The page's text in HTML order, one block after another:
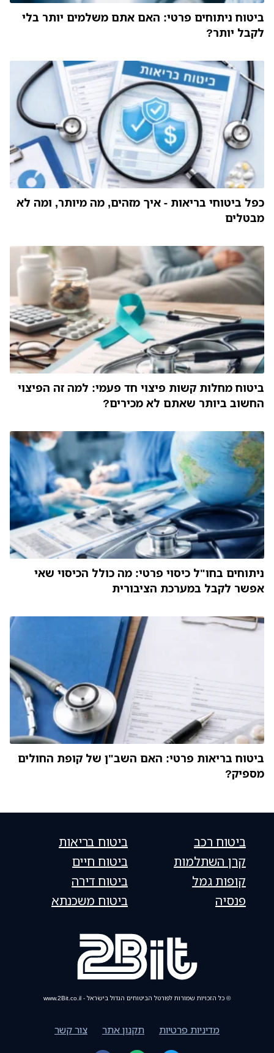
ביטוח ניתוחים פרטי: האם אתם משלמים יותר בלי
לקבל יותר?
כפל ביטוחי בריאות - איך מזהים, מה מיותר, ומה לא
מבטלים
ביטוח מחלות קשות פיצוי חד פעמי: למה זה הפיצוי
החשוב ביותר שאתם לא מכירים?
ניתוחים בחו"ל כיסוי פרטי: מה כולל הכיסוי שאי
אפשר לקבל במערכת הציבורית
ביטוח בריאות פרטי: האם השב"ן של קופת החולים
מספיק?
ביטוח רכב
קרן השתלמות
קופות גמל
פנסיה
ביטוח בריאות
ביטוח חיים
ביטוח דירה
ביטוח משכנתא
© כל הזכויות שמורות לפורטל הביטוחים הגדול בישראל - www.2Bit.co.il
מדיניות פרטיות תקנון אתר צור קשר